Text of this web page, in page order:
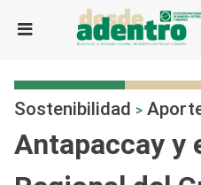
Sostenibilidad >
Antapaccay y